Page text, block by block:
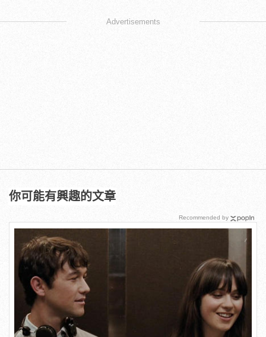
Advertisements
你可能有興趣的文章
Recommended by